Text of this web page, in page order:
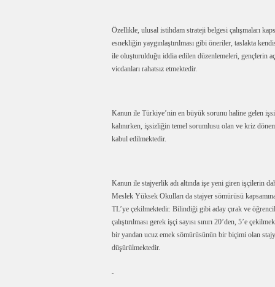
Özellikle, ulusal istihdam strateji belgesi çalışmaları
esnekliğin yaygınlaştırılması gibi öneriler, taslakta
ile oluşturulduğu iddia edilen düzenlemeleri, gençlerin
vicdanları rahatsız etmektedir.
Kanun ile Türkiye’nin en büyük sorunu haline gelen
kalınırken, işsizliğin temel sorumlusu olan ve kriz
kabul edilmektedir.
Kanun ile stajyerlik adı altında işe yeni giren işçilerin
Meslek Yüksek Okulları da stajyer sömürüsü
TL’ye çekilmektedir. Bilindiği gibi aday çırak ve
çalıştırılması gerek işçi sayısı sınırı 20’den, 5’e
bir yandan ucuz emek sömürüsünün bir biçimi olan
düşürülmektedir.